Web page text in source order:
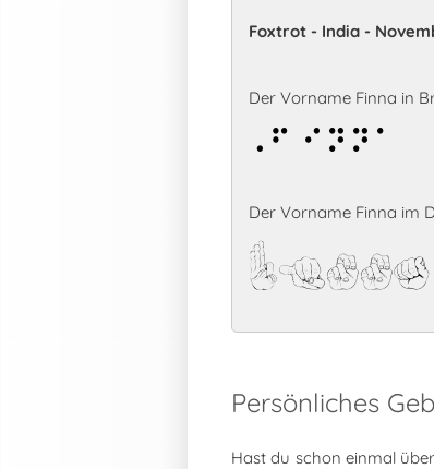
Foxtrot - India -
Der Vorname Finna in
Finna
Der Vorname Finna im
Finna
Persönliches
Hast du schon einmal